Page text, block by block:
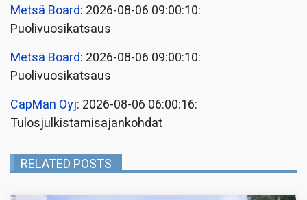
Metsä Board: 2026-08-06 09:00:10:
Puolivuosikatsaus
Metsä Board: 2026-08-06 09:00:10:
Puolivuosikatsaus
CapMan Oyj: 2026-08-06 06:00:16:
Tulosjulkistamisajankohdat
RELATED POSTS